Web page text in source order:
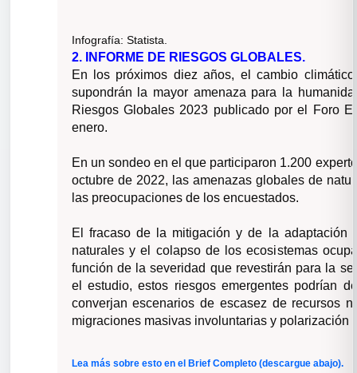
Infografía: Statista.
2. INFORME DE RIESGOS GLOBALES.
En los próximos diez años, el cambio
supondrán la mayor amenaza para la
Riesgos Globales 2023 publicado por el Foro
enero.
En un sondeo en el que participaron 1.200
octubre de 2022, las amenazas globales de
las preocupaciones de los encuestados.
El fracaso de la mitigación y de la adaptación
naturales y el colapso de los ecosistemas
función de la severidad que revestirán para la
el estudio, estos riesgos emergentes podrían
converjan escenarios de escasez de recursos
migraciones masivas involuntarias y polarización
Lea más sobre esto en el Brief Completo (descargue abajo).